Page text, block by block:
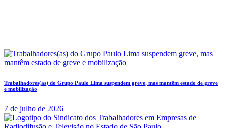
Trabalhadores(as) do Grupo Paulo Lima suspendem greve, mas mantêm estado de greve
e mobilização
7 de julho de 2026